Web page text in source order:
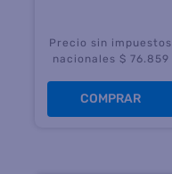
Precio sin impuestos
nacionales $ 76.859
COMPRAR